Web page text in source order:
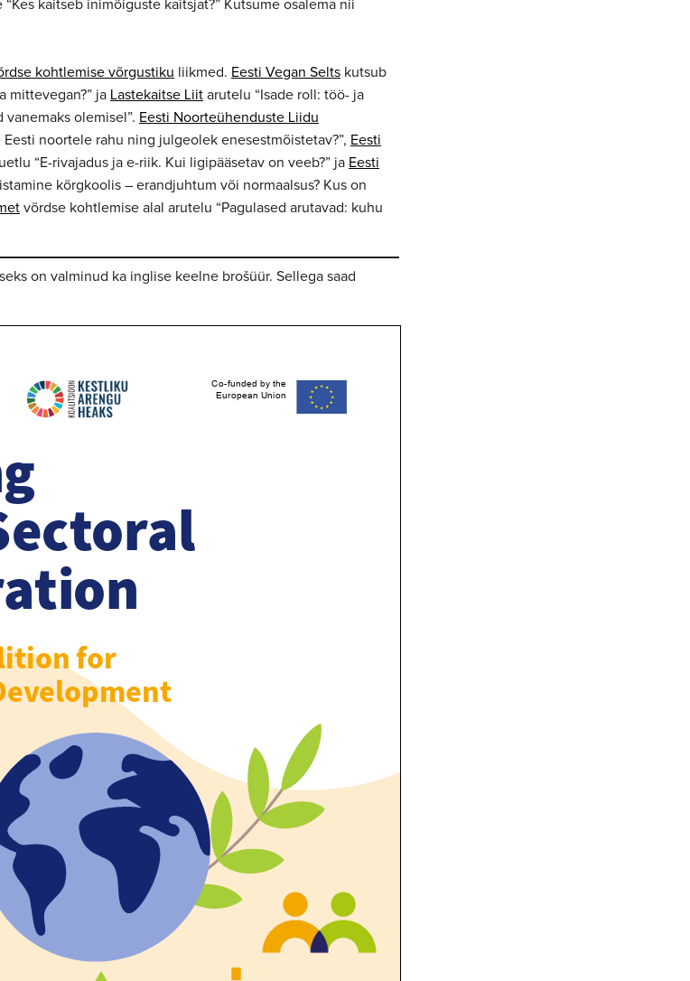
kaitseb inimõiguste kaitsjat?” Kutsume osalema nii
kohtlemise võrgustiku liikmed. Eesti Vegan Selts kutsub
mittevegan?” ja Lastekaitse Liit arutelu “Isade roll: töö- ja
olemisel”. Eesti Noorteühenduste Liidu
noortele rahu ning julgeolek enesestmõistetav?”, Eesti
“E-rivajadus ja e-riik. Kui ligipääsetav on veeb?” ja Eesti
kõrgkoolis – erandjuhtum või normaalsus? Kus on
võrdse kohtlemise alal arutelu “Pagulased arutavad: kuhu
on valminud ka inglise keelne brošüür. Sellega saad